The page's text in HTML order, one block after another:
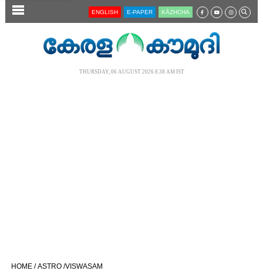
SECTIONS ENGLISH E-PAPER KĀZHCHA
THURSDAY, 06 AUGUST 2026 8.38 AM IST
HOME /ASTRO /VISWASAM